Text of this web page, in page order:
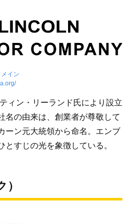
イン
ィン・リーランド氏により設立
名の由来は、創業者が尊敬して
ーン元大統領から命名。エンブ
とすじの光を象徴している。